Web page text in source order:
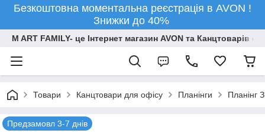
Безкоштовна моментальна реєстрація в AVON !
Знижки до 40%
M ART FAMILY- це Інтернет магазин AVON та Канцтоварів
Товари Канцтовари для офiсу Планінги Планінг
Предзамовл 3-7 днів